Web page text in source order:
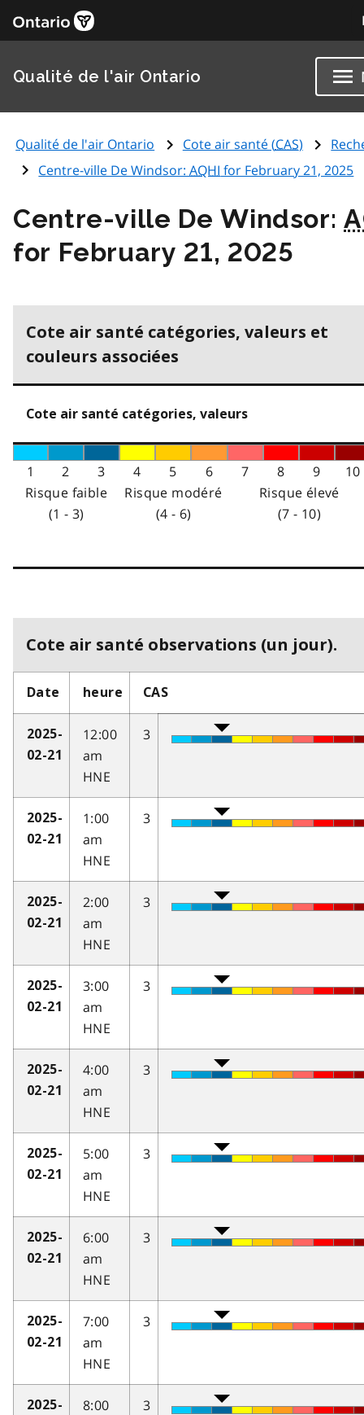
Qualité de l'air Ontario
Qualité de l'air Ontario Cote air santé (CAS)
Centre-ville De Windsor:AQHI for February 21, 2025
Centre-ville De Windsor:
for February 21, 2025
Cote air santé catégories, valeurs et
couleurs associées
Cote air santé catégories, valeurs
1 2 3 4 5 6 7 8 9
10
Risque faible
(1 - 3)
Risque modéré
(4 - 6)
Risque élevé
(7 - 10)
Cote air santé observations (un jour).
Date heure CAS
2025-
02-21
12:00
am
HNE
3
2025-
02-21
1:00
am
HNE
3
2025-
02-21
2:00
am
HNE
3
2025-
02-21
3:00
am
HNE
3
2025-
02-21
4:00
am
HNE
3
2025-
02-21
5:00
am
HNE
3
2025-
02-21
6:00
am
HNE
3
2025-
02-21
7:00
am
HNE
3
2025-
8:00
3